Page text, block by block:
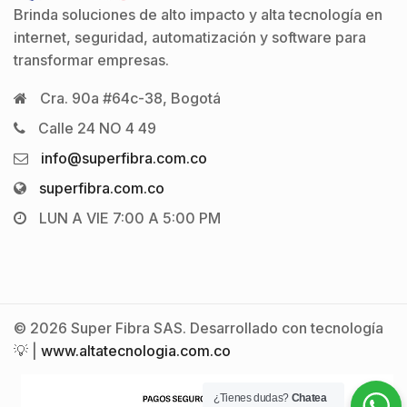
Brinda soluciones de alto impacto y alta tecnología en
internet, seguridad, automatización y software para
transformar empresas.
Cra. 90a #64c-38, Bogotá
Calle 24 NO 4 49
info@superfibra.com.co
superfibra.com.co
LUN A VIE 7:00 A 5:00 PM
© 2026 Super Fibra SAS. Desarrollado con tecnología
💡 | www.altatecnologia.com.co
¿Tienes dudas? Chatea